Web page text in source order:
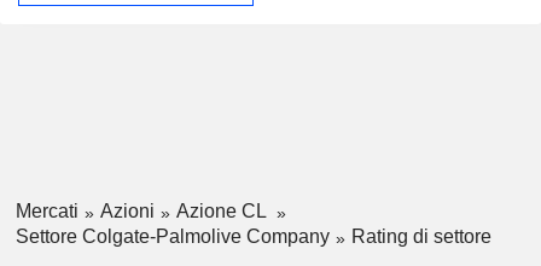
Mercati Azioni
Azione CL
Settore Colgate-Palmolive Company
Rating di settore